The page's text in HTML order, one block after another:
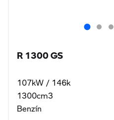
R 1300 GS
107kW / 146k
1300cm3
Benzín